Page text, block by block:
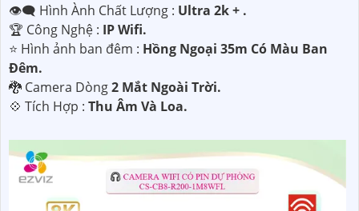
👁️‍🗨 Hình Ành Chất Lượng : Ultra 2k + .
🏆 Công Nghệ : IP Wifi.
⭐ Hình ảnh ban đêm : Hồng Ngoại 35m Có Màu Ban
Ðêm.
🐉️ Camera Dòng2 Mắt Ngoài Trời.
️💠 Tích Hợp : Thu Âm Và Loa.